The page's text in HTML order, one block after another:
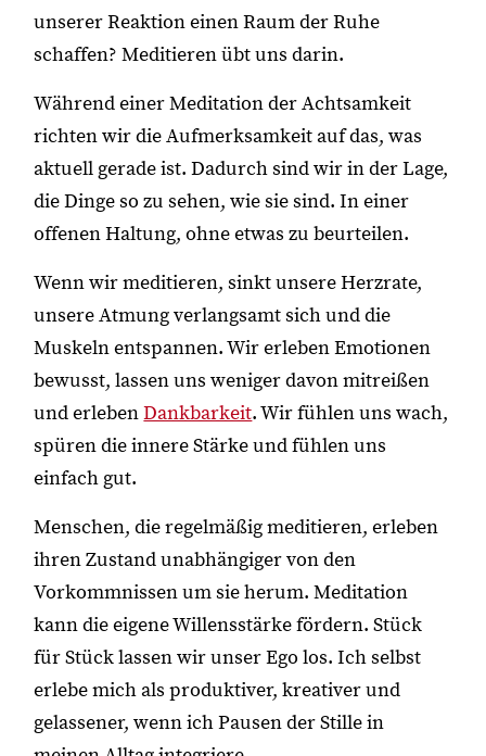
unserer Reaktion einen Raum der Ruhe
schaffen? Meditieren übt uns darin.
Während einer Meditation der Achtsamkeit
richten wir die Aufmerksamkeit auf das, was
aktuell gerade ist. Dadurch sind wir in der Lage,
die Dinge so zu sehen, wie sie sind. In einer
offenen Haltung, ohne etwas zu beurteilen.
Wenn wir meditieren, sinkt unsere Herzrate,
unsere Atmung verlangsamt sich und die
Muskeln entspannen. Wir erleben Emotionen
bewusst, lassen uns weniger davon mitreißen
und erlebenDankbarkeit. Wir fühlen uns wach,
spüren die innere Stärke und fühlen uns
einfach gut.
Menschen, die regelmäßig meditieren, erleben
ihren Zustand unabhängiger von den
Vorkommnissen um sie herum. Meditation
kann die eigene Willensstärke fördern. Stück
für Stück lassen wir unser Ego los. Ich selbst
erlebe mich als produktiver, kreativer und
gelassener, wenn ich Pausen der Stille in